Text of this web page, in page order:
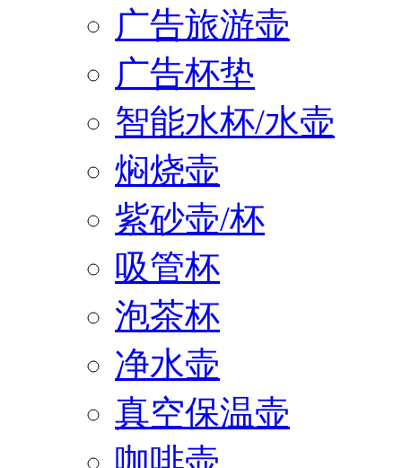
广告旅游壶
广告杯垫
智能水杯/水壶
焖烧壶
紫砂壶/杯
吸管杯
泡茶杯
净水壶
真空保温壶